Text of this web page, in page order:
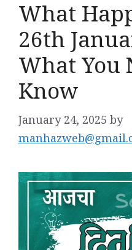
What
26th
What You
Know
January 24, 2025 by